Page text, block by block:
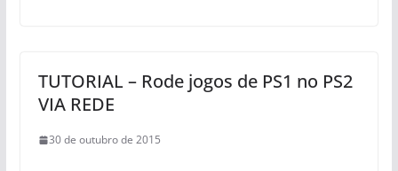
TUTORIAL – Rode jogos de PS1 no PS2
VIA REDE
30 de outubro de 2015